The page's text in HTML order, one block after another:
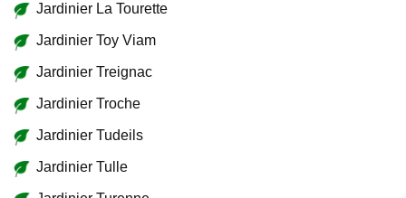
Jardinier La Tourette
Jardinier Toy Viam
Jardinier Treignac
Jardinier Troche
Jardinier Tudeils
Jardinier Tulle